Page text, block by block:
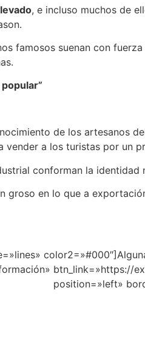
, e incluso muchos de
famosos suenan con
de los artesanos
a los turistas por un
conforman la
groso en lo que a
btn_link=»https://
position=»left»